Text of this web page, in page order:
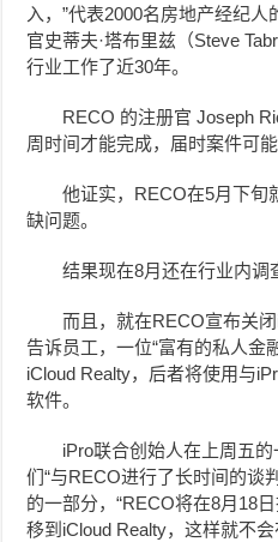
入，”代表2000名房地产经纪
官史蒂夫·塔布里兹（Steve
行业工作了近30年。
RECO 的注册官 Joseph
周时间才能完成，届时案件可
他证实，RECO在5月下旬
缺问题。
结果现在8月还在行业内调
而且，就在RECO宣布关
告诉员工，一位“富有的私人金
iCloud Realty，后者将使用与
软件。
iPro联合创始人在上周五
们“与RECO进行了长时间的谈
的一部分，“RECO将在8月18
移到iCloud Realty，这样就不